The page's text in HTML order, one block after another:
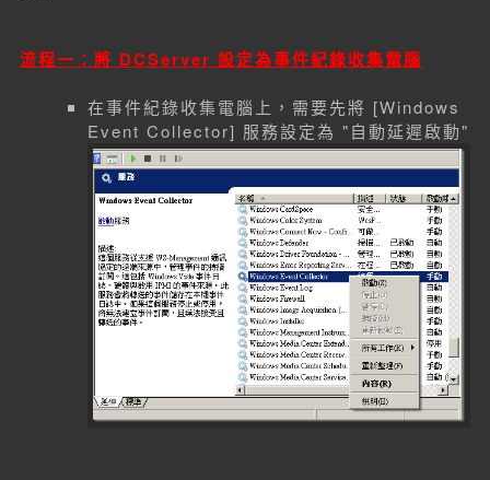
流程一：將 DCServer 設定為事件紀錄收集電腦
在事件紀錄收集電腦上，需要先將 [Windows
Event Collector] 服務設定為 "自動延遲啟動"